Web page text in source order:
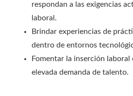
respondan a las exigencias
laboral.
Brindar experiencias de
dentro de entornos
Fomentar la inserción laboral
elevada demanda de talento.